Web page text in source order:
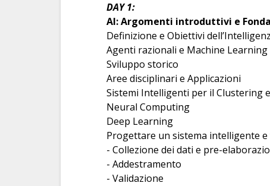
DAY 1:
AI: Argomenti introduttivi e
Definizione e Obiettivi
Agenti razionali e Machine Learning
Sviluppo storico
Aree disciplinari e Applicazioni
Sistemi Intelligenti per il Clustering
Neural Computing
Deep Learning
Progettare un sistema intelligente
- Collezione dei dati e pre-
- Addestramento
- Validazione